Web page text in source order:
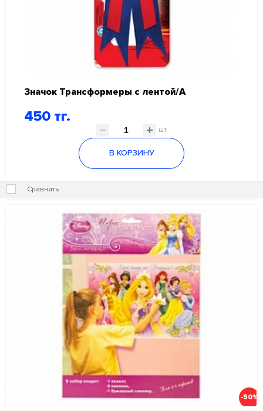
Значок Трансформеры с лентой/А
450 тг.
шт
В КОРЗИНУ
Сравнить
-50%